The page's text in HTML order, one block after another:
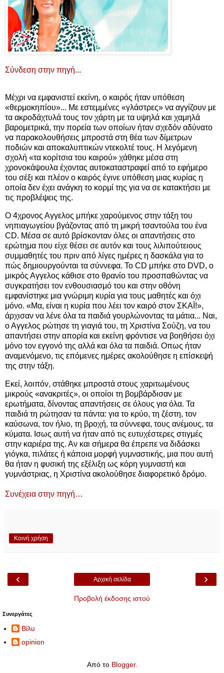
Σύνδεση στην πηγή...
Μέχρι να εμφανιστεί εκείνη, ο καιρός ήταν υπόθεση
«θερμοκηπίου»... Με εστεμμένες «γλάστρες» να αγγίζουν με
τα ακροδάχτυλά τους τον χάρτη με τα υψηλά και χαμηλά
βαρομετρικά, την πορεία των οποίων ήταν σχεδόν αδύνατο
να παρακολουθήσεις μπροστά στη θέα των δίμετρων
ποδιών και αποκαλυπτικών ντεκολτέ τους. Η λεγόμενη
σχολή «τα κορίτσια του καιρού» χάθηκε μέσα στη
χρονοκάψουλα έχοντας αυτοκαταστραφεί από το εφήμερο
του σέξι και πλέον ο καιρός έγινε υπόθεση μιας κυρίας η
οποία δεν έχει ανάγκη το κορμί της για να σε κατακτήσει με
τις προβλέψεις της.
Ο 4χρονος Αγγελος μπήκε χαρούμενος στην τάξη του
νηπιαγωγείου βγάζοντας από τη μικρή τσαντούλα του ένα
CD. Μέσα σε αυτό βρίσκονταν όλες οι απαντήσεις στο
ερώτημα που είχε θέσει σε αυτόν και τους λιλιπούτειους
συμμαθητές του πριν από λίγες ημέρες η δασκάλα για το
πώς δημιουργούνται τα σύννεφα. Το CD μπήκε στο DVD, ο
μικρός Αγγελος κάθισε στο θρανίο του προσπαθώντας να
συγκρατήσει τον ενθουσιασμό του και στην οθόνη
εμφανίστηκε μια γνώριμη κυρία για τους μαθητές και όχι
μόνο. «Μα, είναι η κυρία που λέει τον καιρό στον ΣΚΑΪ!»,
άρχισαν να λένε όλα τα παιδιά γουρλώνοντας τα μάτια... Ναι,
ο Αγγελος ρώτησε τη γιαγιά του, τη Χριστίνα Σούζη, να του
απαντήσει στην απορία και εκείνη φρόντισε να βοηθήσει όχι
μόνο τον εγγονό της αλλά και όλα τα παιδιά. Οπως ήταν
αναμενόμενο, τις επόμενες ημέρες ακολούθησε η επίσκεψή
της στην τάξη.
Εκεί, λοιπόν, στάθηκε μπροστά στους χαριτωμένους
μικρούς «ανακριτές», οι οποίοι τη βομβάρδισαν με
ερωτήματα, δίνοντας απαντήσεις σε όλους για όλα. Τα
παιδιά τη ρώτησαν τα πάντα: για το κρύο, τη ζέστη, τον
καύσωνα, τον ήλιο, τη βροχή, τα σύννεφα, τους ανέμους, τα
κύματα. Ισως αυτή να ήταν από τις ευτυχέστερες στιγμές
στην καριέρα της. Αν και σήμερα θα έπρεπε να διδάσκει
γιόγκα, πιλάτες ή κάποια μορφή γυμναστικής, μια που αυτή
θα ήταν η φυσική της εξέλιξη ως κόρη γυμναστή και
γυμνάστριας, η Χριστίνα ακολούθησε διαφορετικό δρόμο.
Συνέχεια στην πηγή…
Κοινή χρήση
‹ ›
Αρχική σελίδα
Προβολή έκδοσης ιστού
Συνεργάτες
Βίλυ
opinion
Από το Blogger.